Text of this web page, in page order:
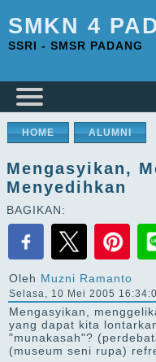
SMKN 4
SSRI - SMSR PADANG
HOME ALUMNI
Mengasyikan,
Menyedihkan
BAGIKAN:
Oleh Muzni Ramanto
Selasa, 10 Mei 2005
Mengasyikan,
yang dapat kita
"munakasah"?
(museum seni rupa)